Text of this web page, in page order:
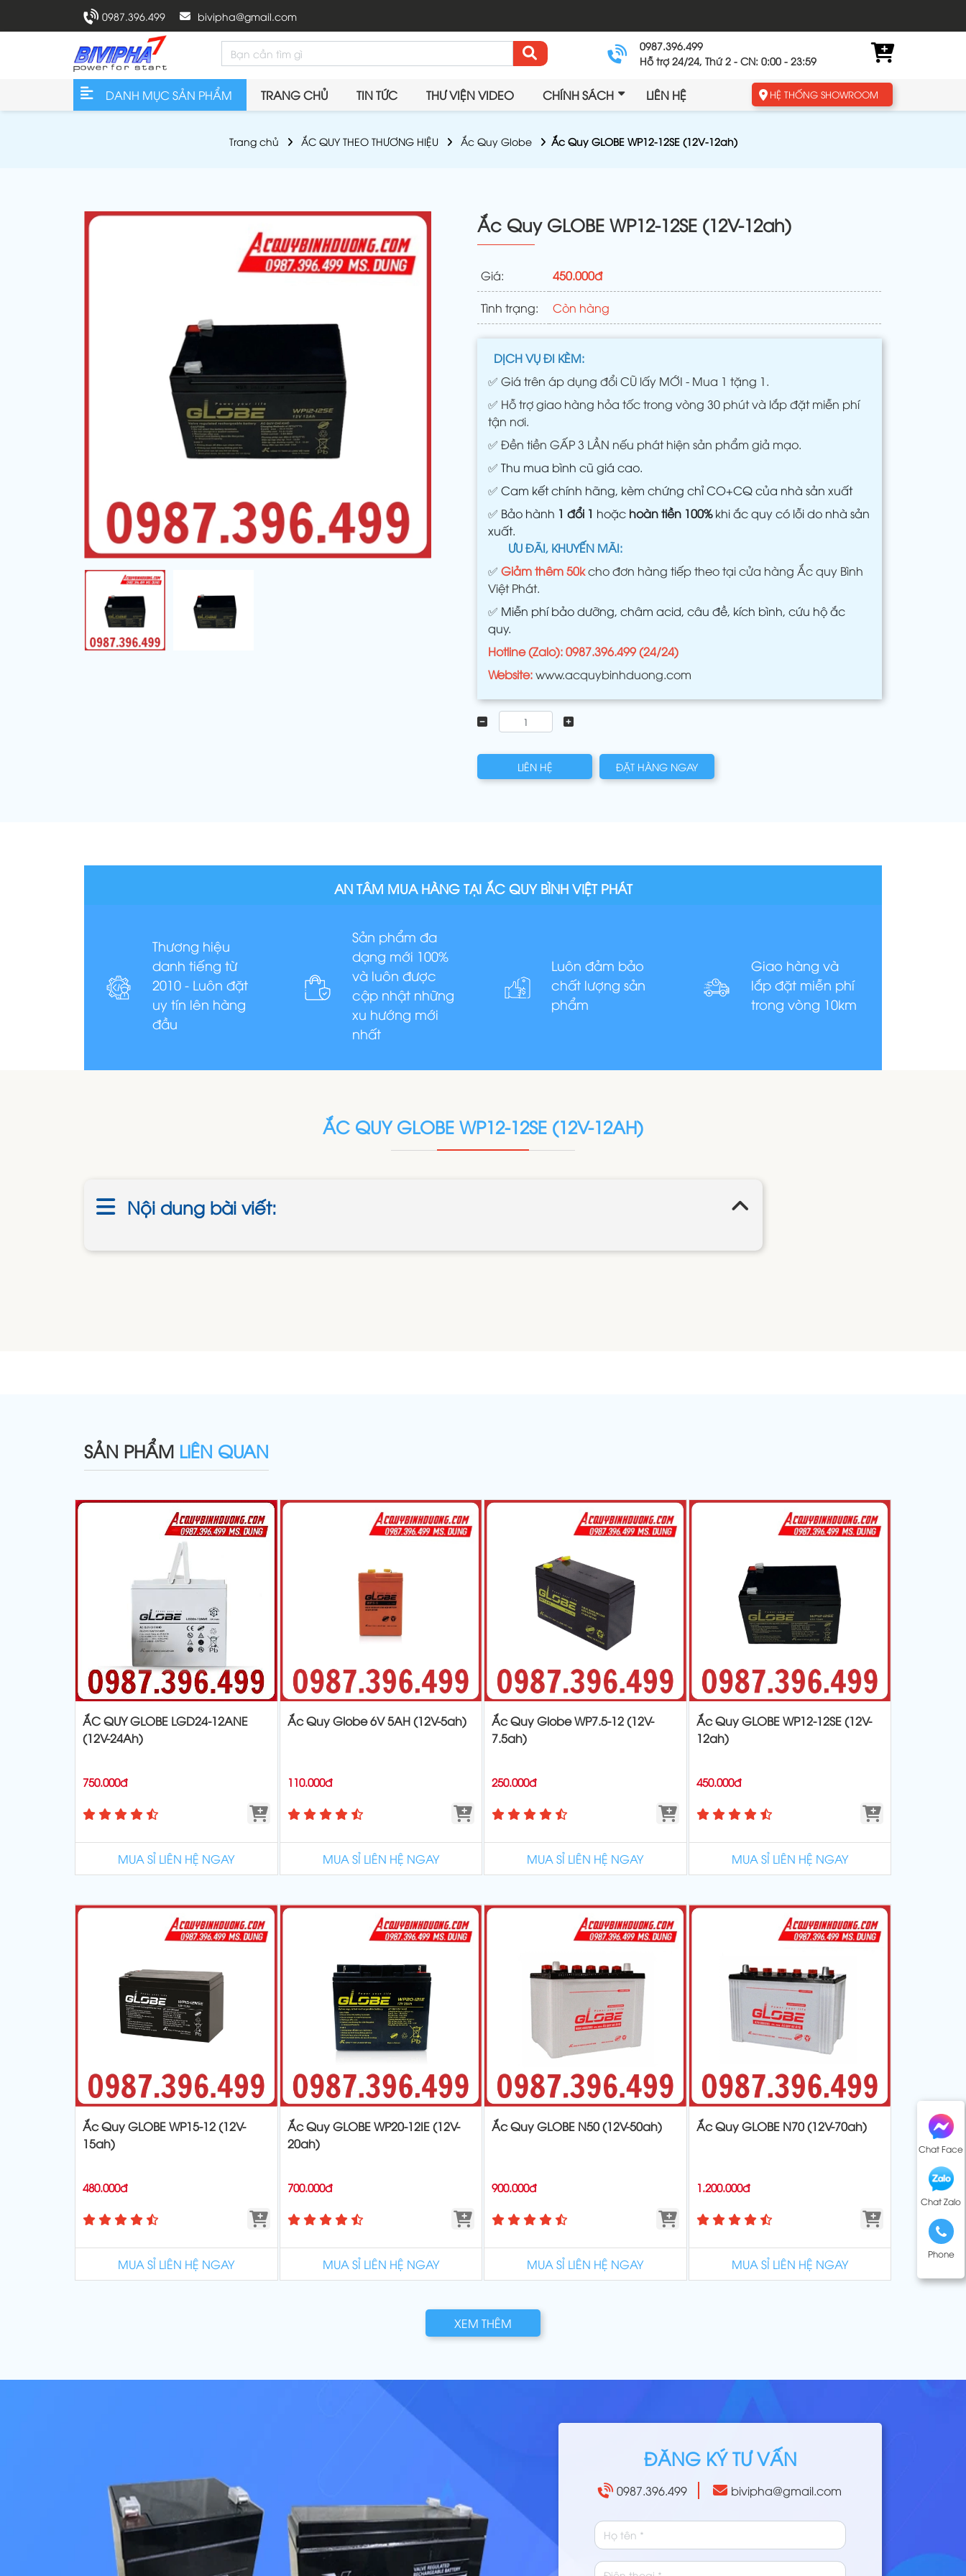
0987.396.499 bivipha@gmail.com
0987.396.499
Hỗ trợ 24/24, Thứ 2 - CN: 0:00 - 23:59
DANH MỤC SẢN PHẨM TRANG CHỦ TIN TỨC THƯ VIỆN VIDEO CHÍNH SÁCH LIÊN HỆ HỆ THỐNG SHOWROOM
Chat Face
Chat Zalo
Phone
Trang chủ ẮC QUY THEO THƯƠNG HIỆU Ắc Quy Globe Ắc Quy GLOBE WP12-12SE (12V-12ah)
Ắc Quy GLOBE WP12-12SE (12V-12ah)
Giá: 450.000đ
Tình trạng: Còn hàng
DỊCH VỤ ĐI KÈM:
✅Giá trên áp dụng đổi CŨ lấy MỚI - Mua 1 tặng 1.
✅ Hỗ trợ giao hàng hỏa tốc trong vòng 30 phút và lắp đặt miễn phí
tận nơi.
✅Đền tiền GẤP 3 LẦN nếu phát hiện sản phẩm giả mạo.
✅Thu mua bình cũ giá cao.
✅Cam kết chính hãng, kèm chứng chỉ CO+CQ của nhà sản xuất
✅ Bảo hành 1 đổi 1 hoặc hoàn tiền 100%khi ắc quy có lỗi do nhà sản
xuất.
ƯU ĐÃI, KHUYẾN MÃI:
✅Giảm thêm 50kcho đơn hàng tiếp theo tại cửa hàng Ắc quy Bình
Việt Phát.
✅ Miễn phí bảo dưỡng, châm acid, câu đề, kích bình, cứu hộ ắc
quy.
Hotline (Zalo): 0987.396.499 (24/24)
Website:www.acquybinhduong.com
LIÊN HỆ ĐẶT HÀNG NGAY
AN TÂM MUA HÀNG TẠI ẮC QUY BÌNH VIỆT PHÁT
Thương hiệu
danh tiếng từ
2010 - Luôn đặt
uy tín lên hàng
đầu
Sản phẩm đa
dạng mới 100%
và luôn được
cập nhật những
xu hướng mới
nhất
Luôn đảm bảo
chất lượng sản
phẩm
Giao hàng và
lắp đặt miễn phí
trong vòng 10km
ẮC QUY GLOBE WP12-12SE (12V-12AH)
Nội dung bài viết:
SẢN PHẨM LIÊN QUAN
ẮC QUY GLOBE LGD24-12ANE
(12V-24Ah)
750.000đ
MUA SỈ LIÊN HỆ NGAY
Ắc Quy Globe 6V 5AH (12V-5ah)
110.000đ
MUA SỈ LIÊN HỆ NGAY
Ắc Quy Globe WP7.5-12 (12V-
7.5ah)
250.000đ
MUA SỈ LIÊN HỆ NGAY
Ắc Quy GLOBE WP12-12SE (12V-
12ah)
450.000đ
MUA SỈ LIÊN HỆ NGAY
Ắc Quy GLOBE WP15-12 (12V-
15ah)
480.000đ
MUA SỈ LIÊN HỆ NGAY
Ắc Quy GLOBE WP20-12IE (12V-
20ah)
700.000đ
MUA SỈ LIÊN HỆ NGAY
Ắc Quy GLOBE N50 (12V-50ah)
900.000đ
MUA SỈ LIÊN HỆ NGAY
Ắc Quy GLOBE N70 (12V-70ah)
1.200.000đ
MUA SỈ LIÊN HỆ NGAY
XEM THÊM
ĐĂNG KÝ TƯ VẤN
0987.396.499 bivipha@gmail.com